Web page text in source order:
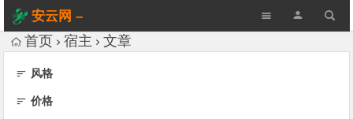
安云网 –
AnYun.ORG
首页 宿主 文章
风格
价格